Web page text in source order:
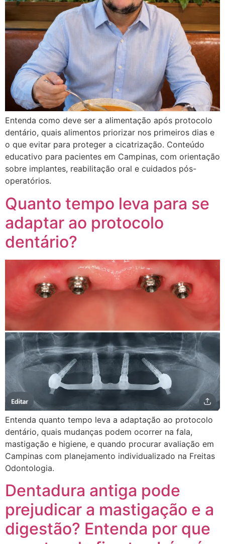
Entenda como deve ser a alimentação após protocolo
dentário, quais alimentos priorizar nos primeiros dias e
o que evitar para proteger a cicatrização. Conteúdo
educativo para pacientes em Campinas, com orientação
sobre implantes, reabilitação oral e cuidados pós-
operatórios.
Quanto tempo leva para se
adaptar ao protocolo
dentário?
Entenda quanto tempo leva a adaptação ao protocolo
dentário, quais mudanças podem ocorrer na fala,
mastigação e higiene, e quando procurar avaliação em
Campinas com planejamento individualizado na Freitas
Odontologia.
Dentadura antiga pode
prejudicar a mastigação e a
digestão? Entenda por que